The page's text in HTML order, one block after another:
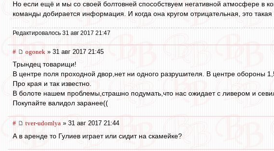
Но если ещё и мы со своей болтовней способствуем негативной атмосфере в
команды добирается информация. И когда она кругом отрицательная, это
Редактировалось 31 авг 2017 21:47
# ogonek » 31 авг 2017 21:45
Трындец товарищи!
В центре поля проходной двор,нет ни одного разрушителя. В центре обороны
Про края и так известно.
В болоте нашем проблемы,страшно подумать,что нас ожидает с ливером и
Покупайте валидол заранее((
# tver-udomlya » 31 авг 2017 21:44
А в аренде то Гулиев играет или сидит на скамейке?